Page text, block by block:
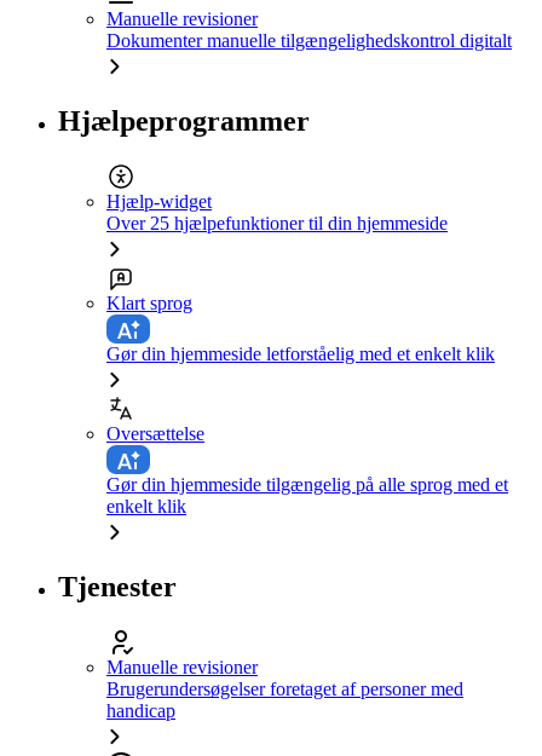
Manuelle revisioner
Dokumenter manuelle tilgængelighedskontrol digitalt
Hjælpeprogrammer
Hjælp-widget
Over 25 hjælpefunktioner til din hjemmeside
Klart sprog
Gør din hjemmeside letforståelig med et enkelt klik
Oversættelse
Gør din hjemmeside tilgængelig på alle sprog med et
enkelt klik
Tjenester
Manuelle revisioner
Brugerundersøgelser foretaget af personer med
handicap